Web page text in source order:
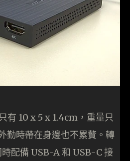
有 10 x 5 x 1.4cm，重量只
勤時帶在身邊也不累贅。轉
配備 USB-A 和 USB-C 接